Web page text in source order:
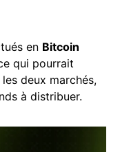
en Bitcoin
qui pourrait
deux marchés,
à distribuer.